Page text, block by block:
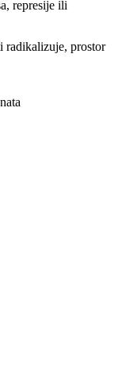
represije ili
radikalizuje, prostor